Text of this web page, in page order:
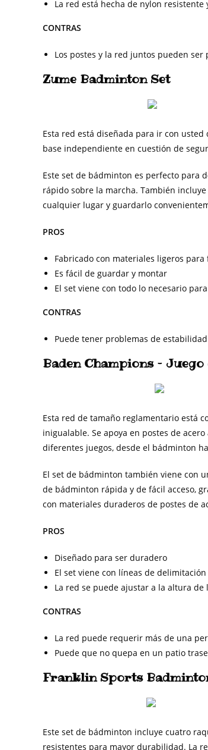
La red está hecha de nylon
CONTRAS
Los postes y la red juntos pueden ser
Zume Badminton Set
Esta red está diseñada para ir con
base independiente en cuestión de
Este set de bádminton es perfecto para
rápido sobre la marcha. También
cualquier lugar y guardarlo
PROS
Fabricado con materiales ligeros
Es fácil de guardar y montar
El set viene con todo lo necesario
CONTRAS
Puede tener problemas de estabilidad
Baden Champions –
Esta red de tamaño reglamentario está
inigualable. Se apoya en postes de
diferentes juegos, desde el bádminton
El set de bádminton también viene con
de bádminton rápida y de fácil acceso,
con materiales duraderos de postes de
PROS
Diseñado para ser duradero
El set viene con líneas de
La red se puede ajustar a la altura de
CONTRAS
La red puede requerir más de una
Puede que no quepa en un patio
Franklin Sports
Este set de bádminton incluye cuatro
resistentes para mayor durabilidad. La